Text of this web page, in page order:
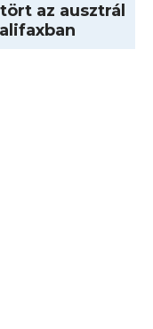
az ausztrál